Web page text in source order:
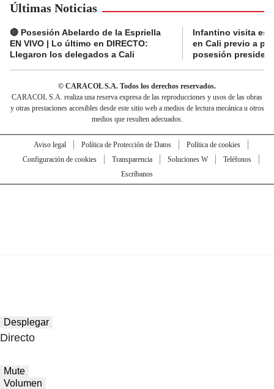
Últimas Noticias
🔴 Posesión Abelardo de la Espriella
EN VIVO | Lo último en DIRECTO:
Llegaron los delegados a Cali
Infantino visita
en Cali previo a
posesión
© CARACOL S.A. Todos los derechos reservados.
CARACOL S.A. realiza una reserva expresa de las reproducciones y usos de las obras
y otras prestaciones accesibles desde este sitio web a medios de lectura mecánica u otros
medios que resulten adecuados.
Aviso legal Política de Protección de Datos
Política de cookies
Configuración de cookies
Transparencia Soluciones W
Teléfonos
Escríbanos
Desplegar
Directo
Mute
Volumen